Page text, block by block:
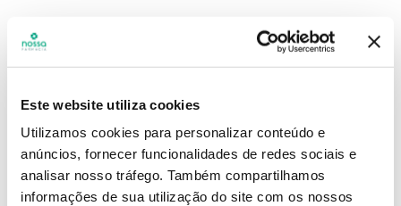
Este website utiliza cookies
Utilizamos cookies para personalizar conteúdo e
anúncios, fornecer funcionalidades de redes sociais e
analisar nosso tráfego. Também compartilhamos
informações de sua utilização do site com os nossos